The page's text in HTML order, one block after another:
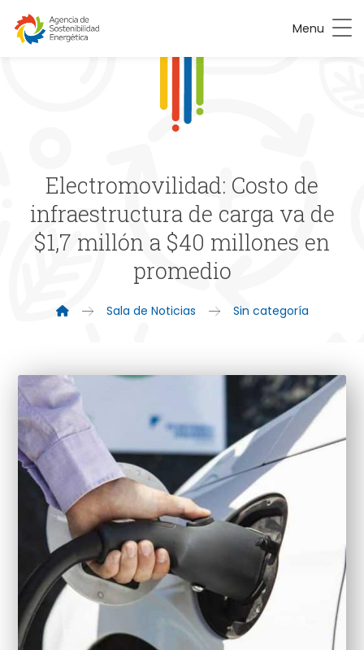
Menu
Electromovilidad: Costo de
infraestructura de carga va de
$1,7 millón a $40 millones en
promedio
Sala de Noticias Sin categoría